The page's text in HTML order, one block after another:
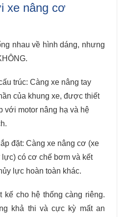
xe nâng cơ
nhau về hình dáng, nhưng
trúc: Càng xe nâng tay
của khung xe, được thiết
với motor nâng hạ và hệ
đặt: Càng xe nâng cơ (xe
lực) có cơ chế bơm và kết
lực hoàn toàn khác.
kế cho hệ thống càng riêng.
khả thi và cực kỳ mất an